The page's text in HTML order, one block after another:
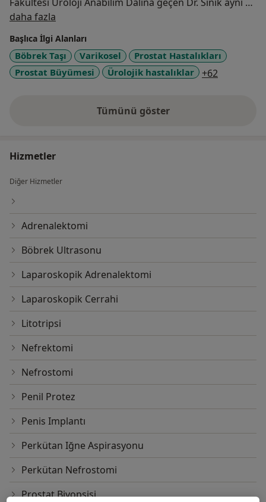
Fakültesi Üroloji Anabilim Dalına geçen Dr. Sınık aynı yıl
Doçent, 2007 yılında Profesör ünvanı almıştır. 2015
yılında Özel Denizli Odak Hastanesinde başhekim ve
ürolog olarak göreve başlamıştır.
daha fazla
Başlıca İlgi Alanları
Böbrek Taşı Varikosel
Prostat Hastalıkları
Prostat Büyümesi
Ürolojik hastalıklar +62
Tümünü gösterdeneyim hakkında
Hizmetler
Diğer Hizmetler
Adrenalektomi
Böbrek Ultrasonu
Laparoskopik Adrenalektomi
Laparoskopik Cerrahi
Litotripsi
Nefrektomi
Nefrostomi
Penil Protez
Penis Implantı
Perkütan Iğne Aspirasyonu
Perkütan Nefrostomi
Prostat Biyopsisi